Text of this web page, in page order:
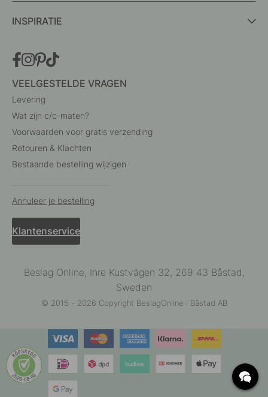
INSPIRATIE
VEELGESTELDE VRAGEN
Levering
Wat zijn c/c-maten?
Voorwaarden voor gratis verzending
Retouren & Klachten
Bestaande bestelling wijzigen
Annuleer je bestelling
Klantenservice
Beslag Online, Inre Kustvägen 32, 269 43 Båstad,
Sweden
© 2015 - 2026 Copyright BeslagOnline i Båstad AB